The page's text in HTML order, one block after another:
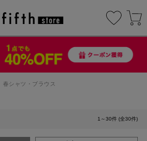
春シャツ・ブラウス
1～30件 (全30件)